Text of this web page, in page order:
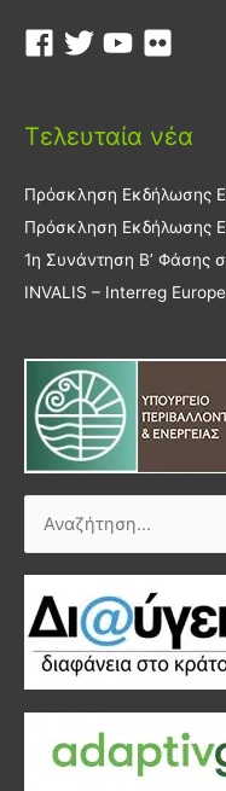
Τελευταία νέα
Πρόσκληση Εκδήλωσης
Πρόσκληση Εκδήλωσης
1η Συνάντηση Β’ Φάσης
INVALIS – Interreg Europe
Αναζήτηση